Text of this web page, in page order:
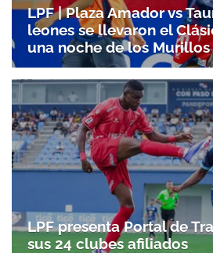
LPF | Plaza Amador vs
leones se llevaron el
una noche de los Murillos
LPF presenta Portal de
sus 24 clubes afiliados